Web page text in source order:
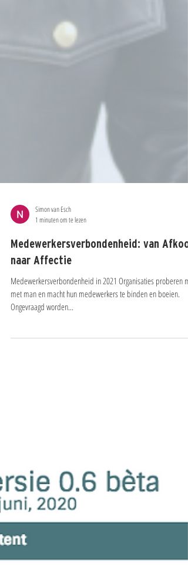
Simon van Esch
Medewerkersverbondenheid: van Afkoop
naar Affectie
Medewerkersverbondenheid in 2021 Organisaties proberen
Ongevraagd worden...